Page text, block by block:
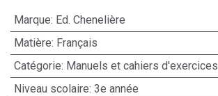
Marque: Ed. Chenelière
Matière: Français
Catégorie: Manuels et cahiers d'exercices
Niveau scolaire: 3e année